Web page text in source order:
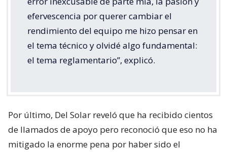
efervescencia por querer cambiar el
rendimiento del equipo me hizo pensar en
el tema técnico y olvidé algo fundamental:
el tema reglamentario”, explicó.
Por último, Del Solar reveló que ha recibido cientos
de llamados de apoyo pero reconoció que eso no ha
mitigado la enorme pena por haber sido el